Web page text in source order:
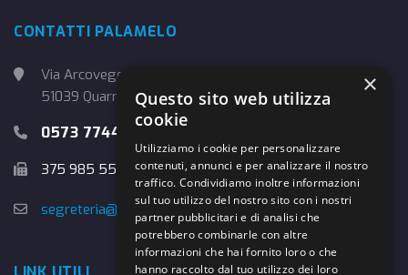
CONTATTI PALAMELO
Via Arcoveggio, 4
51039 Quarrata (PT)
0573 774457
375 985 5526
segreteria@danybasket.it
×
Questo sito web utilizza
cookie
Utilizziamo i cookie per personalizzare
contenuti, annunci e per analizzare il nostro
traffico. Condividiamo inoltre informazioni
sul tuo utilizzo del nostro sito con i nostri
partner pubblicitari e di analisi che
potrebbero combinarle con altre
informazioni che hai fornito loro o che
hanno raccolto dal tuo utilizzo dei loro